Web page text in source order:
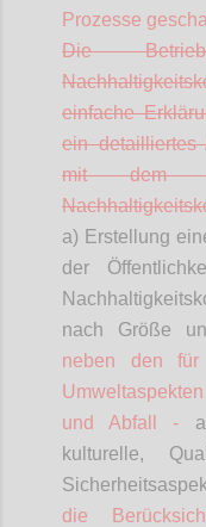
Prozesse
Die
einfache
ein detailliertes
mit dem
a) Erstellung
der
nach Größe
neben den für
und Abfall -
kulturelle,
die